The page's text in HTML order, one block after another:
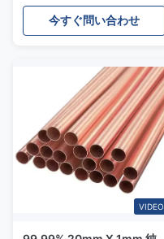
配管
今すぐ問い合わせ
VIDEO